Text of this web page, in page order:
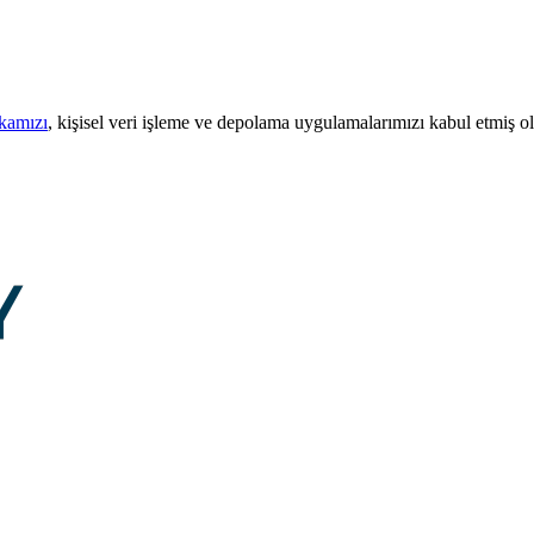
, kişisel veri işleme ve depolama uygulamalarımızı kabul etmiş